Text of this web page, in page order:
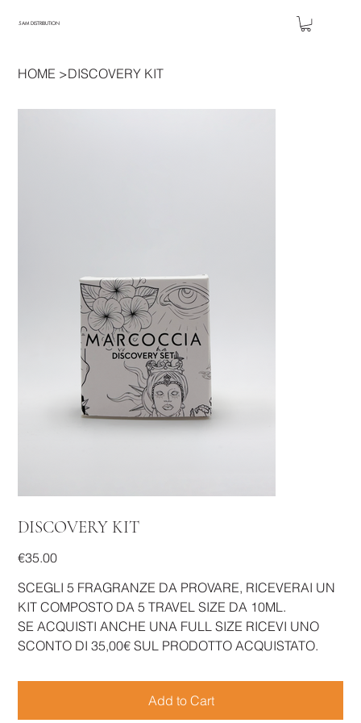
5AM DISTRIBUTION
HOME >DISCOVERY KIT
DISCOVERY KIT
Price
€35.00
SCEGLI 5 FRAGRANZE DA PROVARE, RICEVERAI UN
KIT COMPOSTO DA 5 TRAVEL SIZE DA 10ML.
SE ACQUISTI ANCHE UNA FULL SIZE RICEVI UNO
SCONTO DI 35,00€ SUL PRODOTTO ACQUISTATO.
Add to Cart